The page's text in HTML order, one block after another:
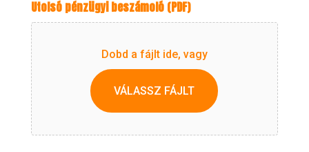
Utolsó pénzügyi beszámoló (PDF)
Dobd a fájlt ide, vagy
VÁLASSZ FÁJLT